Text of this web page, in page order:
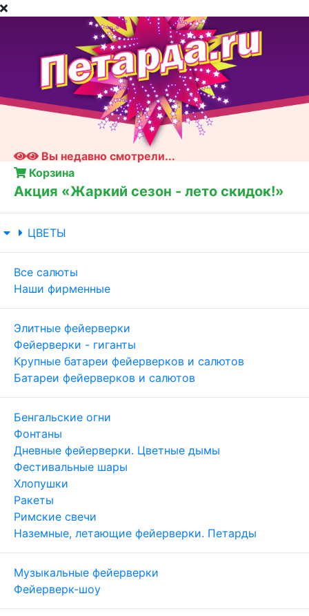
Вы недавно смотрели...
Корзина
Акция «Жаркий сезон - лето скидок!»
ЦВЕТЫ
Все салюты
Наши фирменные
Элитные фейерверки
Фейерверки - гиганты
Крупные батареи фейерверков и салютов
Батареи фейерверков и салютов
Бенгальские огни
Фонтаны
Дневные фейерверки. Цветные дымы
Фестивальные шары
Хлопушки
Ракеты
Римские свечи
Наземные, летающие фейерверки. Петарды
Музыкальные фейерверки
Фейерверк-шоу